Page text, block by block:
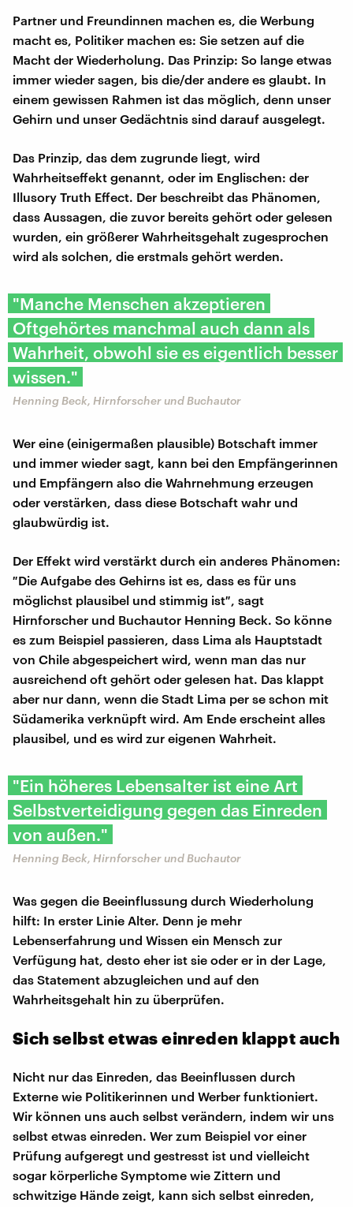
Partner und Freundinnen machen es, die Werbung
macht es, Politiker machen es: Sie setzen auf die
Macht der Wiederholung. Das Prinzip: So lange etwas
immer wieder sagen, bis die/der andere es glaubt. In
einem gewissen Rahmen ist das möglich, denn unser
Gehirn und unser Gedächtnis sind darauf ausgelegt.
Das Prinzip, das dem zugrunde liegt, wird
Wahrheitseffekt genannt, oder im Englischen: der
Illusory Truth Effect. Der beschreibt das Phänomen,
dass Aussagen, die zuvor bereits gehört oder gelesen
wurden, ein größerer Wahrheitsgehalt zugesprochen
wird als solchen, die erstmals gehört werden.
"Manche Menschen akzeptieren
Oftgehörtes manchmal auch dann als
Wahrheit, obwohl sie es eigentlich besser
wissen."
Henning Beck, Hirnforscher und Buchautor
Wer eine (einigermaßen plausible) Botschaft immer
und immer wieder sagt, kann bei den Empfängerinnen
und Empfängern also die Wahrnehmung erzeugen
oder verstärken, dass diese Botschaft wahr und
glaubwürdig ist.
Der Effekt wird verstärkt durch ein anderes Phänomen:
″Die Aufgabe des Gehirns ist es, dass es für uns
möglichst plausibel und stimmig ist″, sagt
Hirnforscher und Buchautor Henning Beck. So könne
es zum Beispiel passieren, dass Lima als Hauptstadt
von Chile abgespeichert wird, wenn man das nur
ausreichend oft gehört oder gelesen hat. Das klappt
aber nur dann, wenn die Stadt Lima per se schon mit
Südamerika verknüpft wird. Am Ende erscheint alles
plausibel, und es wird zur eigenen Wahrheit.
"Ein höheres Lebensalter ist eine Art
Selbstverteidigung gegen das Einreden
von außen."
Henning Beck, Hirnforscher und Buchautor
Was gegen die Beeinflussung durch Wiederholung
hilft: In erster Linie Alter. Denn je mehr
Lebenserfahrung und Wissen ein Mensch zur
Verfügung hat, desto eher ist sie oder er in der Lage,
das Statement abzugleichen und auf den
Wahrheitsgehalt hin zu überprüfen.
Sich selbst etwas einreden klappt auch
Nicht nur das Einreden, das Beeinflussen durch
Externe wie Politikerinnen und Werber funktioniert.
Wir können uns auch selbst verändern, indem wir uns
selbst etwas einreden. Wer zum Beispiel vor einer
Prüfung aufgeregt und gestresst ist und vielleicht
sogar körperliche Symptome wie Zittern und
schwitzige Hände zeigt, kann sich selbst einreden,